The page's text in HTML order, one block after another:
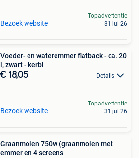
Bezoek website
Topadvertentie
31 jul 26
Voeder- en wateremmer flatback - ca. 20
l, zwart - kerbl
€ 18,05 Details
Bezoek website
Topadvertentie
31 jul 26
Graanmolen 750w (graanmolen met
emmer en 4 screens